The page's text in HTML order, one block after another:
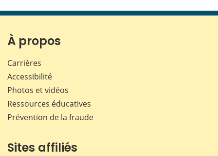
page page page page
À propos
Carrières
Accessibilité
Photos et vidéos
Ressources éducatives
Prévention de la fraude
Sites affiliés